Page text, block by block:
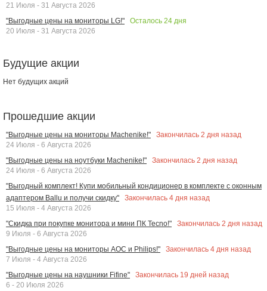
21 Июля - 31 Августа 2026
"Выгодные цены на мониторы LG!"
Осталось 24 дня
20 Июля - 31 Августа 2026
Будущие акции
Нет будущих акций
Прошедшие акции
"Выгодные цены на мониторы Machenike!" Закончилась 2 дня назад
24 Июля - 6 Августа 2026
"Выгодные цены на ноутбуки Machenike!"
Закончилась 2 дня назад
24 Июля - 6 Августа 2026
"Выгодный комплект! Купи мобильный кондиционер в комплекте с оконным
адаптером Ballu и получи скидку"
Закончилась 4 дня назад
15 Июля - 4 Августа 2026
"Скидка при покупке монитора и мини ПК Tecno!"
Закончилась 2 дня назад
9 Июля - 6 Августа 2026
"Выгодные цены на мониторы AOC и Philips!"
Закончилась 4 дня назад
7 Июля - 4 Августа 2026
"Выгодные цены на наушники Fifine"
Закончилась 19 дней назад
6 - 20 Июля 2026